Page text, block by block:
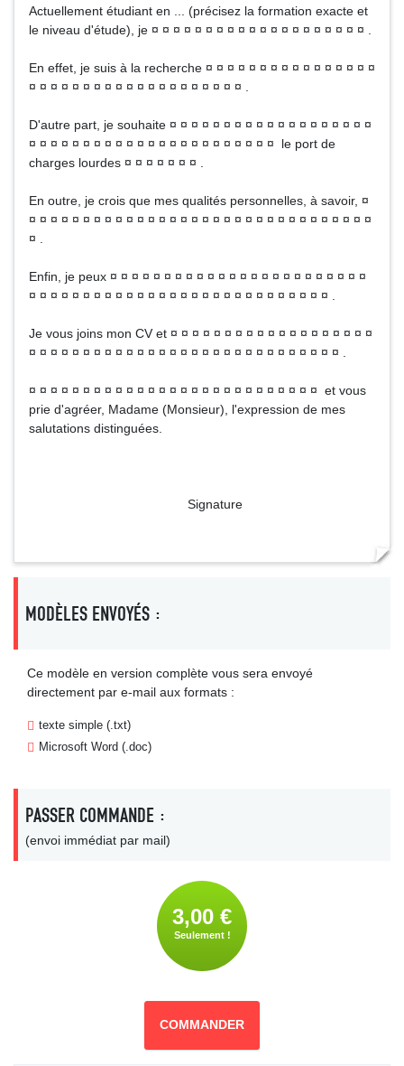
Actuellement étudiant en ... (précisez la formation exacte et
le niveau d'étude), je ¤ ¤ ¤ ¤ ¤ ¤ ¤ ¤ ¤ ¤ ¤ ¤ ¤ ¤ ¤ ¤ ¤ ¤ ¤ ¤ .
En effet, je suis à la recherche ¤ ¤ ¤ ¤ ¤ ¤ ¤ ¤ ¤ ¤ ¤ ¤ ¤ ¤ ¤ ¤
¤ ¤ ¤ ¤ ¤ ¤ ¤ ¤ ¤ ¤ ¤ ¤ ¤ ¤ ¤ ¤ ¤ ¤ ¤ ¤ .
D'autre part, je souhaite ¤ ¤ ¤ ¤ ¤ ¤ ¤ ¤ ¤ ¤ ¤ ¤ ¤ ¤ ¤ ¤ ¤ ¤ ¤
¤ ¤ ¤ ¤ ¤ ¤ ¤ ¤ ¤ ¤ ¤ ¤ ¤ ¤ ¤ ¤ ¤ ¤ ¤ ¤ ¤ ¤ ¤ le port de
charges lourdes ¤ ¤ ¤ ¤ ¤ ¤ ¤ .
En outre, je crois que mes qualités personnelles, à savoir, ¤
¤ ¤ ¤ ¤ ¤ ¤ ¤ ¤ ¤ ¤ ¤ ¤ ¤ ¤ ¤ ¤ ¤ ¤ ¤ ¤ ¤ ¤ ¤ ¤ ¤ ¤ ¤ ¤ ¤ ¤ ¤ ¤
¤ .
Enfin, je peux ¤ ¤ ¤ ¤ ¤ ¤ ¤ ¤ ¤ ¤ ¤ ¤ ¤ ¤ ¤ ¤ ¤ ¤ ¤ ¤ ¤ ¤ ¤ ¤
¤ ¤ ¤ ¤ ¤ ¤ ¤ ¤ ¤ ¤ ¤ ¤ ¤ ¤ ¤ ¤ ¤ ¤ ¤ ¤ ¤ ¤ ¤ ¤ ¤ ¤ ¤ ¤ .
Je vous joins mon CV et ¤ ¤ ¤ ¤ ¤ ¤ ¤ ¤ ¤ ¤ ¤ ¤ ¤ ¤ ¤ ¤ ¤ ¤ ¤
¤ ¤ ¤ ¤ ¤ ¤ ¤ ¤ ¤ ¤ ¤ ¤ ¤ ¤ ¤ ¤ ¤ ¤ ¤ ¤ ¤ ¤ ¤ ¤ ¤ ¤ ¤ ¤ ¤ .
¤ ¤ ¤ ¤ ¤ ¤ ¤ ¤ ¤ ¤ ¤ ¤ ¤ ¤ ¤ ¤ ¤ ¤ ¤ ¤ ¤ ¤ ¤ ¤ ¤ ¤ ¤ et vous
prie d'agréer, Madame (Monsieur), l'expression de mes
salutations distinguées.
Signature
MODÈLES ENVOYÉS :
Ce modèle en version complète vous sera envoyé
directement par e-mail aux formats :
texte simple (.txt)
Microsoft Word (.doc)
PASSER COMMANDE :
(envoi immédiat par mail)
3,00 €
Seulement !
COMMANDER